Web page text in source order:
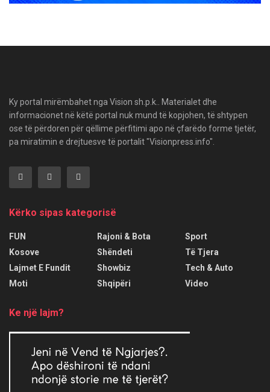
Ky portal mirëmbahet nga Vision sh.p.k.. Materialet dhe
informacionet në këtë portal nuk mund të kopjohen, të shtypen
ose të përdoren për qëllime përfitimi apo në çfarëdo forme tjetër,
pa miratimin e drejtuesve të portalit "Visionpress.info".
Kërko sipas kategorisë
FUN
Kosove
Lajmet E Fundit
Moti
Rajoni & Bota
Shëndeti
Showbiz
Shqipëri
Sport
Të Tjera
Tech & Auto
Video
Ke një lajm?